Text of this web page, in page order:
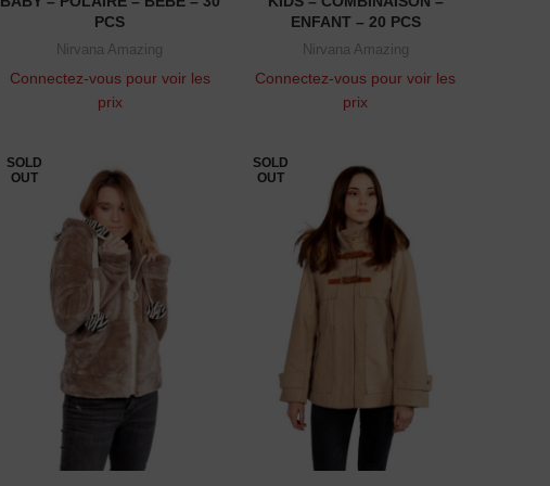
PCS
Nirvana Amazing
Connectez-vous pour voir les
prix
ENFANT – 20 PCS
Nirvana Amazing
Connectez-vous pour voir les
prix
SOLD
OUT
SOLD
OUT